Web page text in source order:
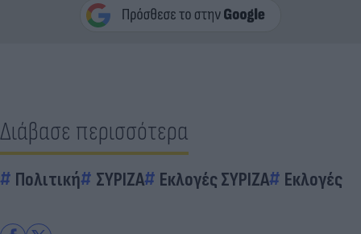
Διάβασε περισσότερα
Πολιτική ΣΥΡΙΖΑ Εκλογές ΣΥΡΙΖΑ Εκλογές